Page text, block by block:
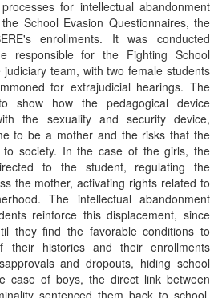
for intellectual abandonment
School Evasion Questionnaires, the
enrollments. It was conducted
responsible for the Fighting School
team, with two female students
for extrajudicial hearings. The
show how the pedagogical device
the sexuality and security device,
to be a mother and the risks that the
to society. In the case of the girls, the
to the student, regulating the
the mother, activating rights related to
The intellectual abandonment
reinforce this displacement, since
they find the favorable conditions to
their histories and their enrollments
and dropouts, hiding school
case of boys, the direct link between
sentenced them back to school,